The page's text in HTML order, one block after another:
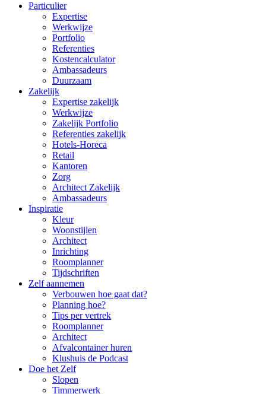
Particulier
Expertise
Werkwijze
Portfolio
Referenties
Kostencalculator
Ambassadeurs
Duurzaam
Zakelijk
Expertise zakelijk
Werkwijze
Zakelijk Portfolio
Referenties zakelijk
Hotels-Horeca
Retail
Kantoren
Zorg
Architect Zakelijk
Ambassadeurs
Inspiratie
Kleur
Woonstijlen
Architect
Inrichting
Roomplanner
Tijdschriften
Zelf aannemen
Verbouwen hoe gaat dat?
Planning hoe?
Tips per vertrek
Roomplanner
Architect
Afvalcontainer huren
Klushuis de Podcast
Doe het Zelf
Slopen
Timmerwerk